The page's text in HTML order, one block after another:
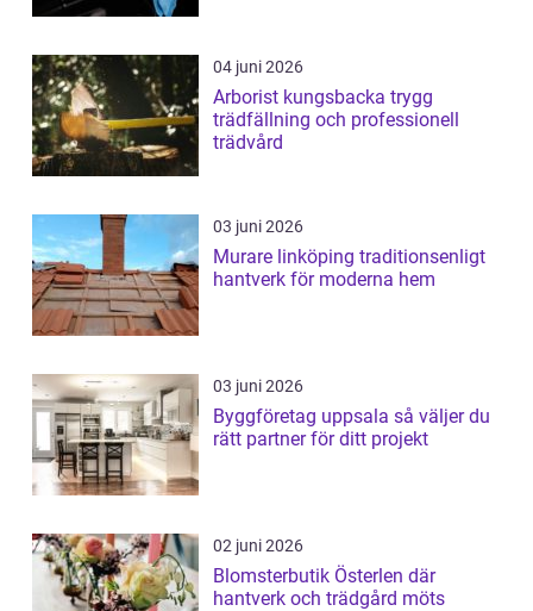
04 juni 2026
Arborist kungsbacka trygg
trädfällning och professionell
trädvård
03 juni 2026
Murare linköping traditionsenligt
hantverk för moderna hem
03 juni 2026
Byggföretag uppsala så väljer du
rätt partner för ditt projekt
02 juni 2026
Blomsterbutik Österlen där
hantverk och trädgård möts